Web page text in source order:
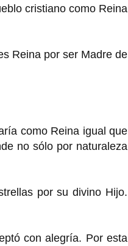
cristiano como Reina
Reina por ser Madre de
como Reina igual que
no sólo por naturaleza
por su divino Hijo.
con alegría. Por esta